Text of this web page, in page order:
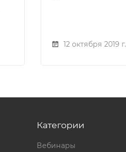
12 октября 2019 г.
Категории
Вебинары